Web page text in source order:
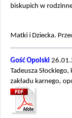
biskupich w
Matki i Dziecka.
Gość Opolski
Tadeusza
zakładu karnego,